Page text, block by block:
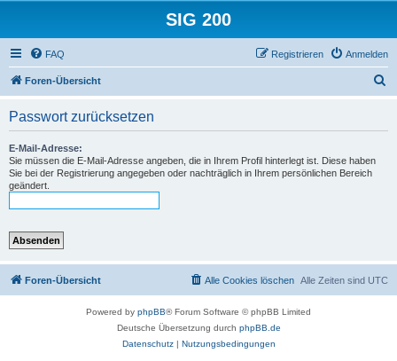
SIG 200
FAQ Anmelden
Registrieren
Foren-Übersicht
Passwort zurücksetzen
E-Mail-Adresse:
Sie müssen die E-Mail-Adresse angeben, die in Ihrem Profil hinterlegt ist. Diese haben
Sie bei der Registrierung angegeben oder nachträglich in Ihrem persönlichen Bereich
geändert.
Foren-Übersicht Alle Zeiten sind UTC
Alle Cookies löschen
Powered by phpBB® Forum Software © phpBB Limited
Deutsche Übersetzung durch phpBB.de
Datenschutz| Nutzungsbedingungen